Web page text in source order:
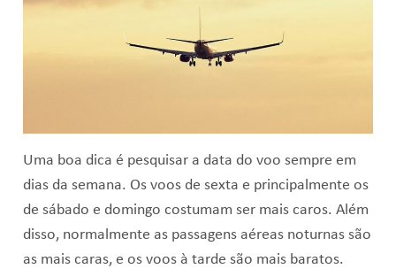
Uma boa dica é pesquisar a data do voo sempre em
dias da semana. Os voos de sexta e principalmente os
de sábado e domingo costumam ser mais caros. Além
disso, normalmente as passagens aéreas noturnas são
as mais caras, e os voos à tarde são mais baratos.